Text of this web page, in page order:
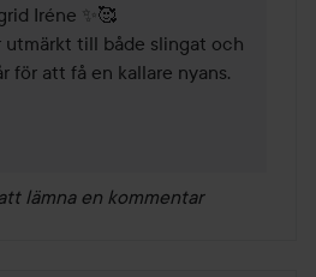
Iréne ✨🥰
för att få en kallare nyans.
lämna en kommentar